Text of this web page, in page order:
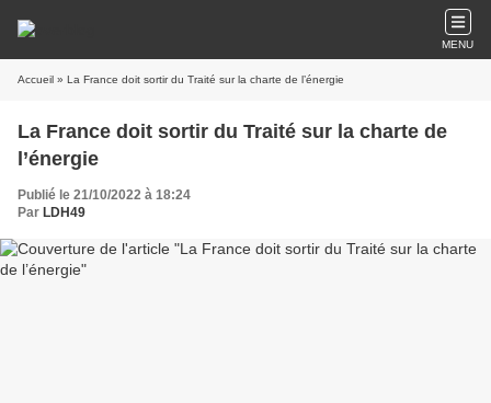
MENU
Accueil » La France doit sortir du Traité sur la charte de l’énergie
La France doit sortir du Traité sur la charte de
l’énergie
Publié le 21/10/2022 à 18:24
Par LDH49